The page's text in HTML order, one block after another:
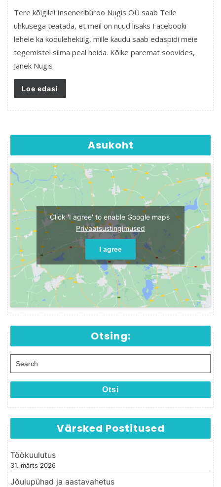
Tere kõigile! Inseneribüroo Nugis OÜ saab Teile
uhkusega teatada, et meil on nüüd lisaks Facebooki
lehele ka kodulehekülg, mille kaudu saab edaspidi meie
tegemistel silma peal hoida. Kõike paremat soovides,
Janek Nugis
Loe edasi
Asukoht
Click 'I agree' to enable Google maps
Privaatsustingimused
I agree
Otsing:
Search for:
Otsi
Värsked Postitused
Töökuulutus
31. märts 2026
Jõulupühad ja aastavahetus